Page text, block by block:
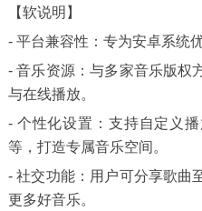
【软说明】
- 平台兼容性：专为安卓系统
- 音乐资源：与多家音乐版权
与在线播放。
- 个性化设置：支持自定义
等，打造专属音乐空间。
- 社交功能：用户可分享歌曲
更多好音乐。